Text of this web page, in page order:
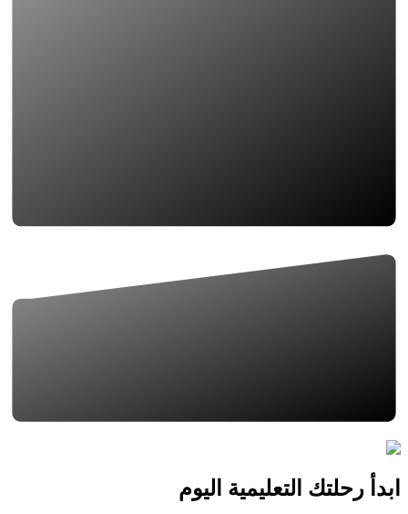
ابدأ رحلتك التعليمية اليوم